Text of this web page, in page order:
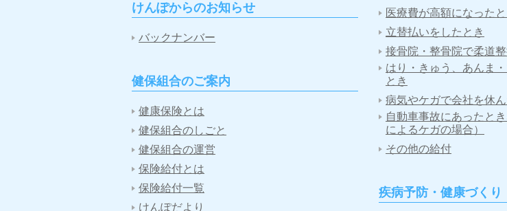
けんぽからのお知らせ
バックナンバー
健保組合のご案内
健康保険とは
健保組合のしごと
健保組合の運営
保険給付とは
保険給付一覧
けんぽだより
医療費が高額になったと
立替払いをしたとき
接骨院・整骨院で柔道
はり・きゅう、あんま
とき
病気やケガで会社を休
自動車事故にあったと
によるケガの場合）
その他の給付
疾病予防・健康づくり